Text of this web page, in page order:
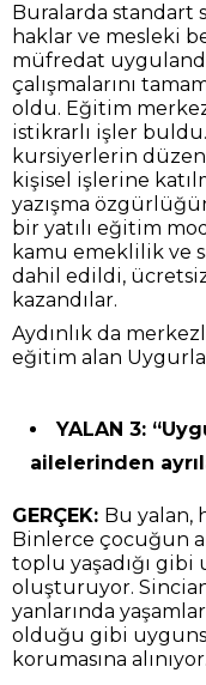
Buralarda standart
haklar ve mesleki
müfredat
çalışmalarını
oldu. Eğitim
istikrarlı işler
kursiyerlerin
kişisel işlerine
yazışma
bir yatılı eğitim
kamu emeklilik ve
dahil edildi,
kazandılar.
Aydınlık da
eğitim alan
YALAN 3:
ailelerinden
GERÇEK: Bu yalan,
Binlerce çocuğun
toplu yaşadığı gibi
oluşturuyor.
yanlarında
olduğu gibi
korumasına alınıyor.